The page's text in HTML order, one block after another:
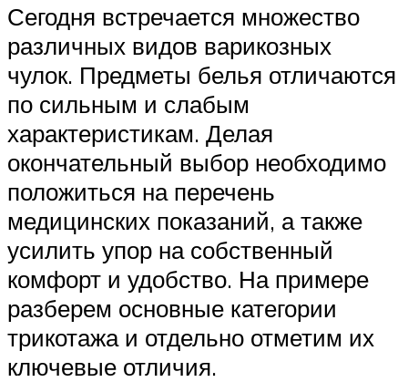
Сегодня встречается множество
различных видов варикозных
чулок. Предметы белья отличаются
по сильным и слабым
характеристикам. Делая
окончательный выбор необходимо
положиться на перечень
медицинских показаний, а также
усилить упор на собственный
комфорт и удобство. На примере
разберем основные категории
трикотажа и отдельно отметим их
ключевые отличия.